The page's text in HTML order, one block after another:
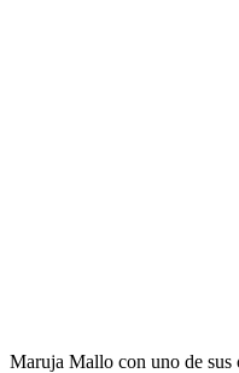
Maruja Mallo con uno de sus